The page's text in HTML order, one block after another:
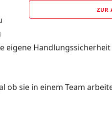
ZUR
eigene Handlungssicherheit
ob sie in einem Team